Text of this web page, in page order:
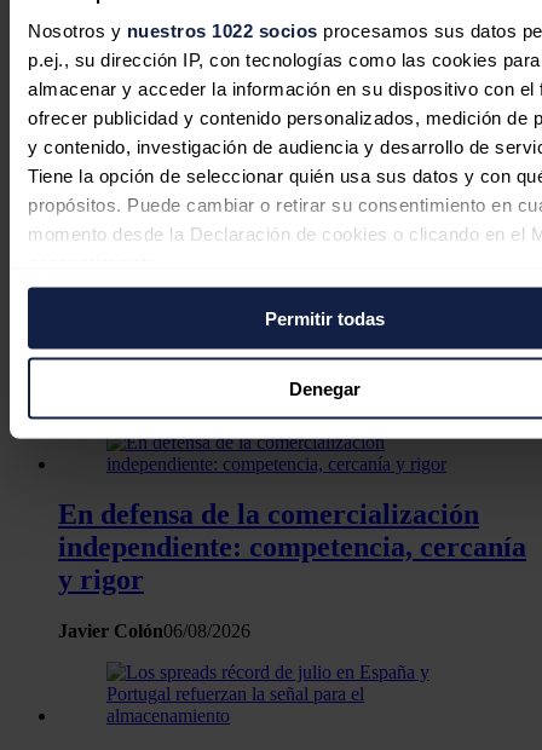
Nosotros y nuestros 1022 socios procesamos sus datos
p.ej., su dirección IP, con tecnologías como las cookies para
almacenar y acceder la información en su dispositivo con el
ofrecer publicidad y contenido personalizados, medición de
y contenido, investigación de audiencia y desarrollo de
Tiene la opción de seleccionar quién usa sus datos y con
propósitos. Puede cambiar o retirar su consentimiento en
momento desde la Declaración de cookies o clicando en el
Si lo permite, también quisiéramos:
Recopilar información sobre su ubicación geográfica
puede tener una precisión de varios metros
Identificar su dispositivo analizándolo activamente
características específicas (huellas digitales)
Obtenga más información sobre cómo se procesan sus
personales y establezca sus preferencias en la
sección de
Puede cambiar o retirar su consentimiento en cualquier
la Declaración de cookies.
Las cookies de este sitio web se usan para personalizar el
tráfico. Además, compartimos información sobre el uso que
sitio web con nuestros partners de redes sociales,
Permitir todas
Denegar
La inversión energética en España
cambia de rumbo: las baterías y las
redes sustituyen al boom renovable
Sandra Acosta07/08/2026
La edad media del parque
automovilístico español vuelve a
aumentar en 2025 hasta los 14,6 años
En defensa de la comercialización
independiente: competencia, cercanía
y rigor
Javier Colón06/08/2026